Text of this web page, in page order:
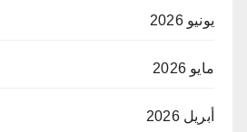
يونيو 2026
مايو 2026
أبريل 2026